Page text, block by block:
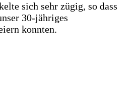
sich sehr zügig, so dass
30-jähriges
konnten.